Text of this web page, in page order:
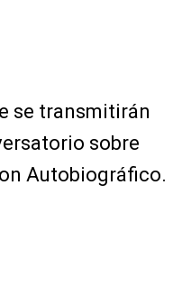
se transmitirán
sobre
Autobiográfico.